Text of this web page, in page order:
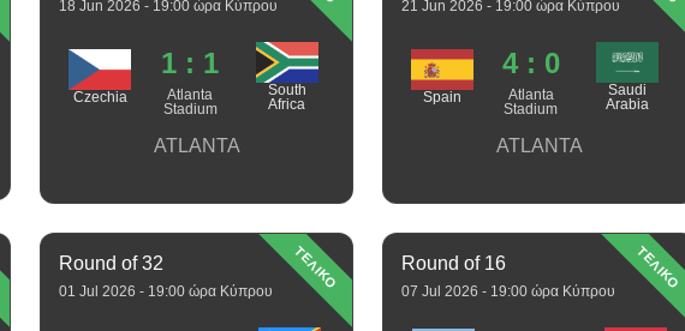
18 Jun 2026 - 19:00 ώρα Κύπρου
Czechia
1 : 1
Atlanta
Stadium
South
Africa
ATLANTA
21 Jun 2026 - 19:00 ώρα Κύπρου
Spain
4 : 0
Atlanta
Stadium
Saudi
Arabia
ATLANTA
ΤΕΛΙΚΟ
Round of 32
01 Jul 2026 - 19:00 ώρα Κύπρου ΤΕΛΙΚΟ
Round of 16
07 Jul 2026 - 19:00 ώρα Κύπρου